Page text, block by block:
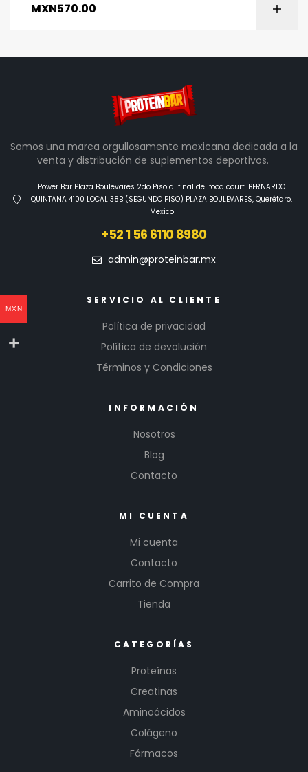
MXN570.00
Somos una marca orgullosamente mexicana dedicada a la
venta y distribución de suplementos deportivos.
Power Bar Plaza Boulevares 2do Piso al final del food court. BERNARDO
QUINTANA 4100 LOCAL 38B (SEGUNDO PISO) PLAZA BOULEVARES, Querétaro,
Mexico
+52 1 56 6110 8980
admin@proteinbar.mx
SERVICIO AL CLIENTE
Política de privacidad
Política de devolución
Términos y Condiciones
INFORMACIÓN
Nosotros
Blog
Contacto
MI CUENTA
Mi cuenta
Contacto
Carrito de Compra
Tienda
CATEGORÍAS
Proteínas
Creatinas
Aminoácidos
Colágeno
Fármacos
MXN